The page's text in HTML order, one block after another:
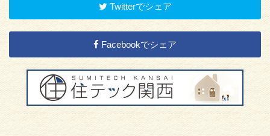
Twitterでシェア
Facebookでシェア